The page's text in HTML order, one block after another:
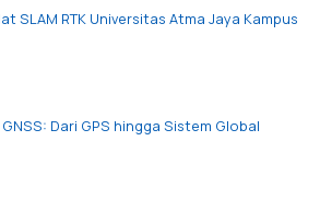
SLAM RTK Universitas Atma Jaya Kampus
Dari GPS hingga Sistem Global